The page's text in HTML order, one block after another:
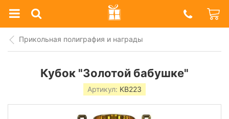
Prazdnik
Shop
Прикольная полиграфия и награды
Кубок "Золотой бабушке"
Артикул: KB223